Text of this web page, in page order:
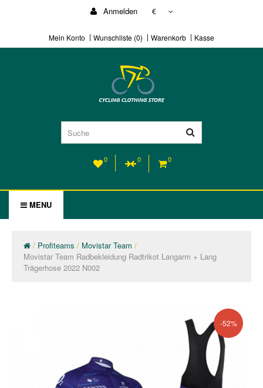
Anmelden €
Mein Konto Wunschliste (0) Warenkorb Kasse
0 0 0
MENU
Profiteams
Movistar Team
Movistar Team Radbekleidung Radtrikot Langarm + Lang
Trägerhose 2022 N002
-52%